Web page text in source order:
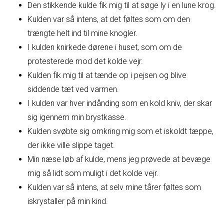
Den stikkende kulde fik mig til at søge ly i en lune krog.
Kulden var så intens, at det føltes som om den
trængte helt ind til mine knogler.
I kulden knirkede dørene i huset, som om de
protesterede mod det kolde vejr.
Kulden fik mig til at tænde op i pejsen og blive
siddende tæt ved varmen.
I kulden var hver indånding som en kold kniv, der skar
sig igennem min brystkasse.
Kulden svøbte sig omkring mig som et iskoldt tæppe,
der ikke ville slippe taget.
Min næse løb af kulde, mens jeg prøvede at bevæge
mig så lidt som muligt i det kolde vejr.
Kulden var så intens, at selv mine tårer føltes som
iskrystaller på min kind.